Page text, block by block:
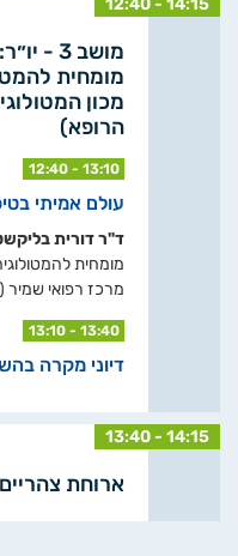
מושב 3
מומחית
מכון
הרופא)
12:40 - 13:10
עולם אמיתי
ד"ר דורית
מומחית
מרכז רפואי
13:10 - 13:40
דיוני מקרה
13:40 - 14:15
ארוחת צהריים